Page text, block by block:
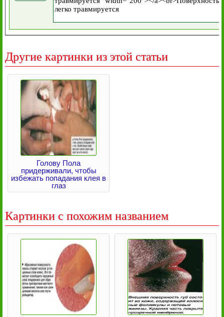
Другие картинки из этой статьи
Голову Пола
придерживали, чтобы
избежать попадания клея в
глаз
Картинки с похожим названием